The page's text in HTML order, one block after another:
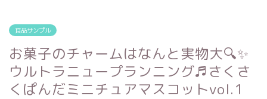
食品サンプル
お菓子のチャームはなんと実物大🔍✨
ウルトラニュープランニング♬さくさ
くぱんだミニチュアマスコットvol.1